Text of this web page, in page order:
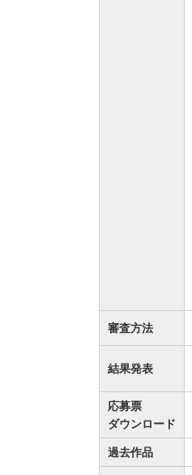
審査方法
結果発表
応募票
ダウンロード
過去作品